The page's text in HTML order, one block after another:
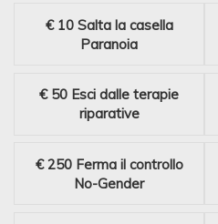
€ 10 Salta la casella
Paranoia
€ 50 Esci dalle terapie
riparative
€ 250 Ferma il controllo
No-Gender